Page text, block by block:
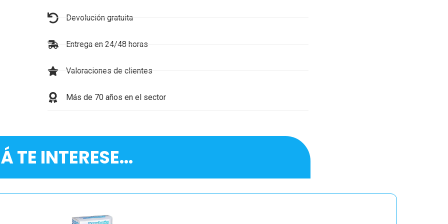
Devolución gratuita
Entrega en 24/48 horas
Valoraciones de clientes
Más de 70 años en el sector
TE INTERESE...